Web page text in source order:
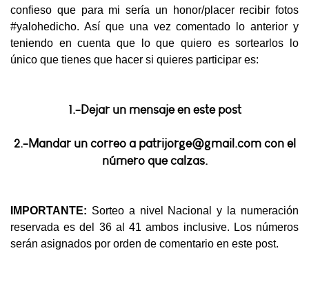
confieso que para mi sería un honor/placer recibir fotos
#yalohedicho. Así que una vez comentado lo anterior y
teniendo en cuenta que lo que quiero es sortearlos lo
único que tienes que hacer si quieres participar es:
1.-Dejar un mensaje en este post
2.-Mandar un correo a patrijorge@gmail.com con el
número que calzas.
IMPORTANTE: Sorteo a nivel Nacional y la numeración
reservada es del 36 al 41 ambos inclusive. Los números
serán asignados por orden de comentario en este post.